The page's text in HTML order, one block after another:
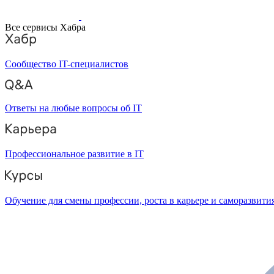
Все сервисы Хабра
Сообщество IT-специалистов
Ответы на любые вопросы об IT
Профессиональное развитие в IT
Обучение для смены профессии, роста в карьере и